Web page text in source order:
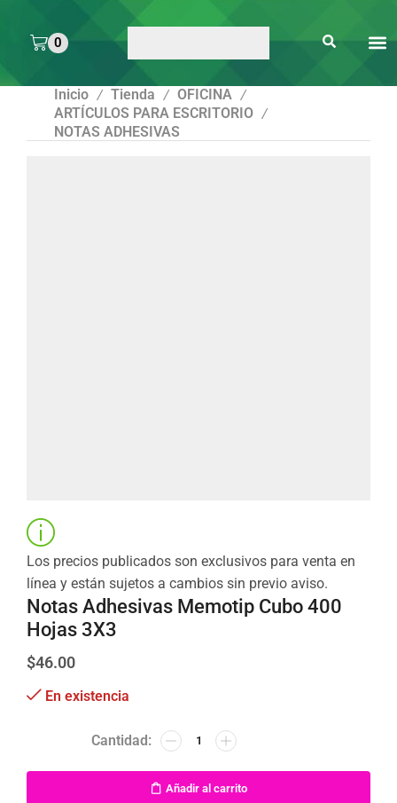
0
Inicio / Tienda / OFICINA /
ARTÍCULOS PARA ESCRITORIO /
NOTAS ADHESIVAS
Los precios publicados son exclusivos para venta en
línea y están sujetos a cambios sin previo aviso.
Notas Adhesivas Memotip Cubo 400
Hojas 3X3
$46.00
En existencia
Añadir al carrito